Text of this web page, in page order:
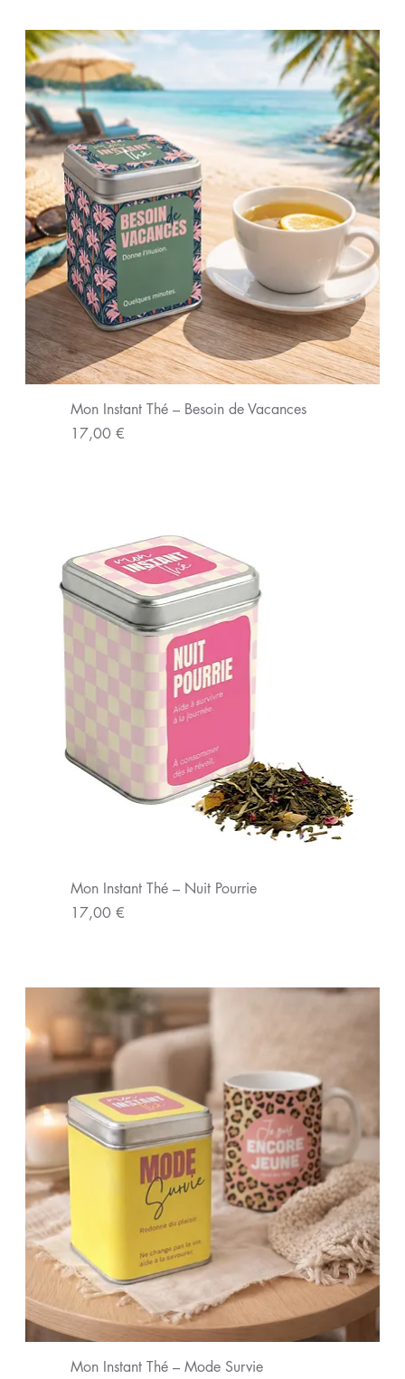
Mon Instant Thé – Besoin de Vacances
Prix
17,00 €
Mon Instant Thé – Nuit Pourrie
Prix
17,00 €
Mon Instant Thé – Mode Survie